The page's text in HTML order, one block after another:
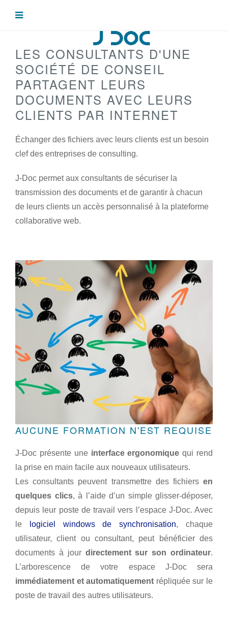
LES CONSULTANTS D'UNE
SOCIÉTÉ DE CONSEIL
PARTAGENT LEURS
DOCUMENTS AVEC LEURS
CLIENTS PAR INTERNET
Échanger des fichiers avec leurs clients est un besoin
clef des entreprises de consulting.
J-Doc permet aux consultants de sécuriser la
transmission des documents et de garantir à chacun
de leurs clients un accès personnalisé à la plateforme
collaborative web.
AUCUNE FORMATION N'EST REQUISE
J-Doc présente une interface ergonomique qui rend
la prise en main facile aux nouveaux utilisateurs.
Les consultants peuvent transmettre des fichiers en
quelques clics, à l’aide d’un simple glisser-déposer,
depuis leur poste de travail vers l’espace J-Doc. Avec
le
logiciel windows de synchronisation, chaque
utilisateur, client ou consultant, peut bénéficier des
documents à jour directement sur son ordinateur.
L’arborescence de votre espace J-Doc sera
immédiatement et automatiquement répliquée sur le
poste de travail des autres utilisateurs.